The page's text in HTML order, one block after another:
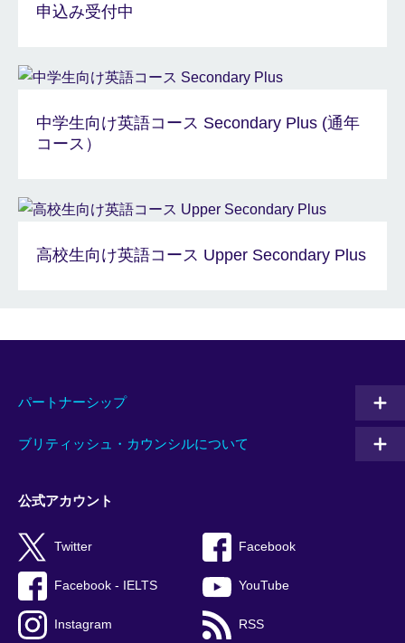
申込み受付中
中学生向け英語コース Secondary Plus (通年
コース）
高校生向け英語コース Upper Secondary Plus
パートナーシップ
ブリティッシュ・カウンシルについて
公式アカウント
Twitter Facebook
Facebook - IELTS YouTube
Instagram RSS